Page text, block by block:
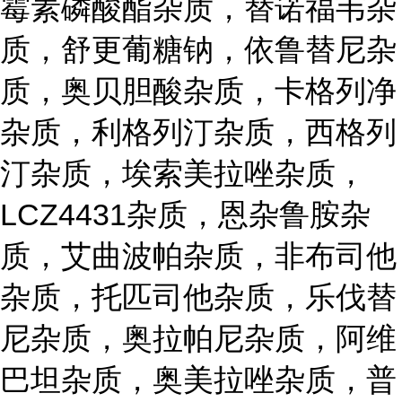
霉素磷酸酯杂质，替诺福韦杂
质，舒更葡糖钠，依鲁替尼杂
质，奥贝胆酸杂质，卡格列净
杂质，利格列汀杂质，西格列
汀杂质，埃索美拉唑杂质，
LCZ4431杂质，恩杂鲁胺杂
质，艾曲波帕杂质，非布司他
杂质，托匹司他杂质，乐伐替
尼杂质，奥拉帕尼杂质，阿维
巴坦杂质，奥美拉唑杂质，普